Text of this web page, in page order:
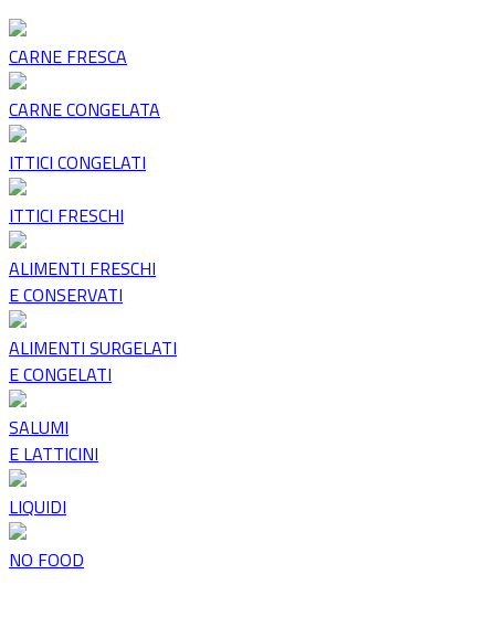
CARNE FRESCA
CARNE CONGELATA
ITTICI CONGELATI
ITTICI FRESCHI
ALIMENTI FRESCHI
E CONSERVATI
ALIMENTI SURGELATI
E CONGELATI
SALUMI
E LATTICINI
LIQUIDI
NO FOOD